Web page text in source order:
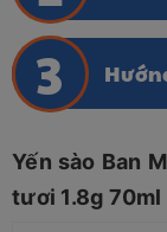
Yến sào Ban
tươi 1.8g 70ml